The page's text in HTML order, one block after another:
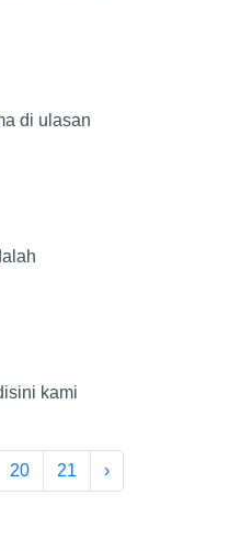
di ulasan
kami
20 21 ›